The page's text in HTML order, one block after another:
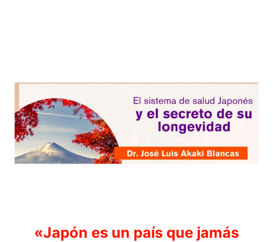
«Japón es un país que jamás